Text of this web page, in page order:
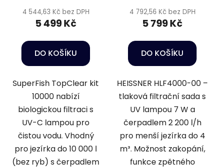
4 544,63 Kč bez DPH
5 499 Kč
DO KOŠÍKU
SuperFish TopClear kit
10000 nabízí
biologickou filtraci s
UV-C lampou pro
čistou vodu. Vhodný
pro jezírka do 10 000 l
(bez ryb) s čerpadlem
4 792,56 Kč bez DPH
5 799 Kč
DO KOŠÍKU
HEISSNER HLF4000-00 –
tlaková filtrační sada s
UV lampou 7 W a
čerpadlem 2 200 l/h
pro menší jezírka do 4
m³. Možnost zakopání,
funkce zpětného